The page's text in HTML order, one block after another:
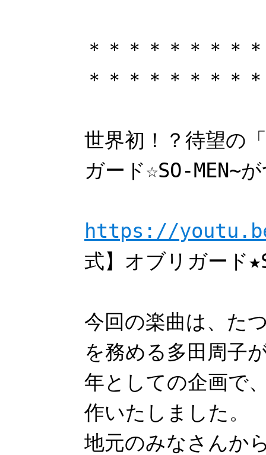
＊＊＊＊＊＊＊＊
＊＊＊＊＊＊＊＊
世界初！？待望の
ガード☆SO-MEN~
https://
式】オブリガード
今回の楽曲は、た
を務める多田周子
年としての企画で
作いたしました。
地元のみなさんか